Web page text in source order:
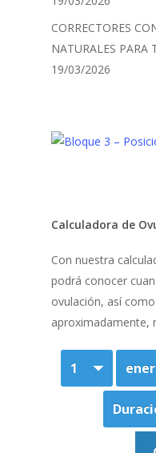
CORRECTORES
NATURALES PARA
19/03/2026
Calculadora de
Con nuestra
podrá conocer
ovulación, así
aproximadamente,